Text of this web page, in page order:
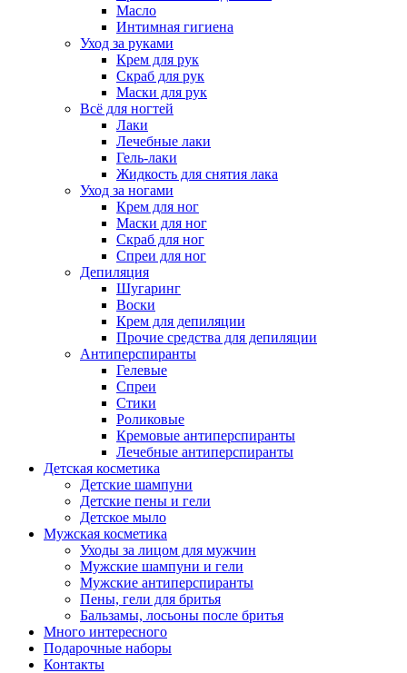
Масло
Интимная гигиена
Уход за руками
Крем для рук
Скраб для рук
Маски для рук
Всё для ногтей
Лаки
Лечебные лаки
Гель-лаки
Жидкость для снятия лака
Уход за ногами
Крем для ног
Маски для ног
Скраб для ног
Спреи для ног
Депиляция
Шугаринг
Воски
Крем для депиляции
Прочие средства для депиляции
Антиперспиранты
Гелевые
Спреи
Стики
Роликовые
Кремовые антиперспиранты
Лечебные антиперспиранты
Детская косметика
Детские шампуни
Детские пены и гели
Детское мыло
Мужская косметика
Уходы за лицом для мужчин
Мужские шампуни и гели
Мужские антиперспиранты
Пены, гели для бритья
Бальзамы, лосьоны после бритья
Много интересного
Подарочные наборы
Контакты